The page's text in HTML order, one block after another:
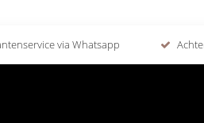
via Whatsapp